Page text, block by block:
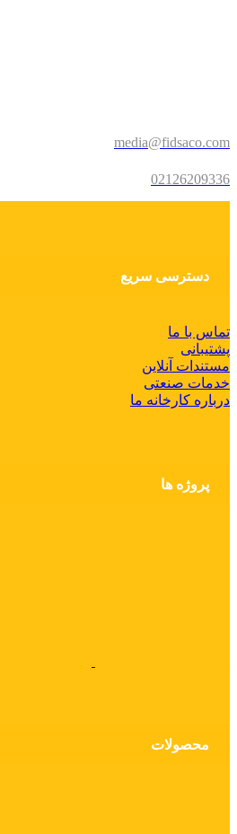
media@fidsaco.com
02126209336
دسترسی سریع
تماس با ما
پشتیبانی
مستندات آنلاین
خدمات صنعتی
درباره کارخانه ما
پروژه ها
محصولات